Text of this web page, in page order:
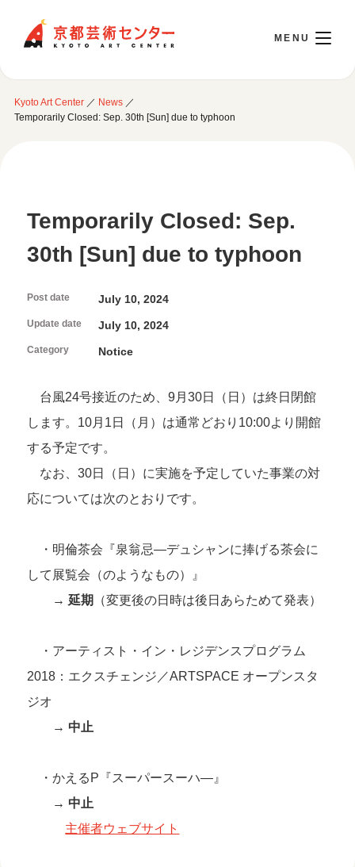
日本語
Opening Hours & Accessibility
Access
Library / Information Room
Monthly Schedule
Event Archive
Use Studio
Facilities in Studio
Volunteers & Supporters
KAC Supporters
About Kyoto Art Center
Mission / Administrative structure
News
Browsing Assistance
Site and Privacy Policy
official social media account
Kyoto Art Center／ News／
Temporarily Closed: Sep. 30th [Sun] due to typhoon
Temporarily Closed: Sep.
30th [Sun] due to typhoon
Post date July 10, 2024
Update date July 10, 2024
Category Notice
台風24号接近のため、9月30日（日）は終日閉館
します。10月1日（月）は通常どおり10:00より開館
する予定です。
なお、30日（日）に実施を予定していた事業の対
応については次のとおりです。
・明倫茶会『泉翁忌—デュシャンに捧げる茶会に
して展覧会（のようなもの）』
→延期 （変更後の日時は後日あらためて発表）
・アーティスト・イン・レジデンスプログラム
2018：エクスチェンジ／ARTSPACE オープンスタ
ジオ
→ 中止
・かえるP『スーパースーハ―』
→ 中止
主催者ウェブサイト